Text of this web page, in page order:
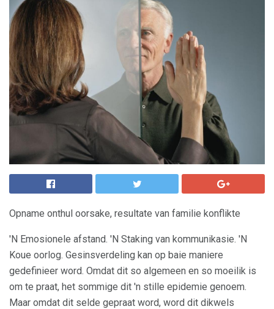
Opname onthul oorsake, resultate van familie konflikte
'N Emosionele afstand. 'N Staking van kommunikasie. 'N
Koue oorlog. Gesinsverdeling kan op baie maniere
gedefinieer word. Omdat dit so algemeen en so moeilik is
om te praat, het sommige dit 'n stille epidemie genoem.
Maar omdat dit selde gepraat word, word dit dikwels